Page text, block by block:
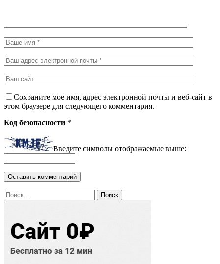
Сохраните мое имя, адрес электронной почты и веб-сайт в
этом браузере для следующего комментария.
Код безопасности *
Введите символы отображаемые выше: